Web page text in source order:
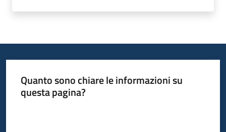
Quanto sono chiare le informazioni su
questa pagina?